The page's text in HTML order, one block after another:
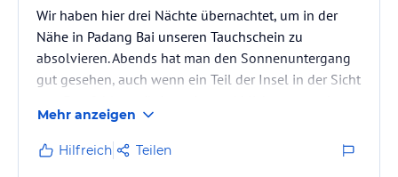
Wir haben hier drei Nächte übernachtet, um in der
Nähe in Padang Bai unseren Tauchschein zu
absolvieren. Abends hat man den Sonnenuntergang
gut gesehen, auch wenn ein Teil der Insel in der Sicht
zu schlafen. Unser Zimmer war im Erdgeschoss und
etwas dunkel und modrig. Die Lage ist auch nicht so
optimal. Es gab dennoch ein Restaurant gegenüber
Mehr anzeigen
Hilfreich Teilen